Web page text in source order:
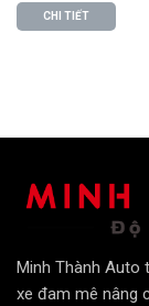
trong trường
máy ts-2k sẽ
Cảm biến
Vietmap TS-
CHI TIẾT
Minh Thành Auto
xe đam mê nâng